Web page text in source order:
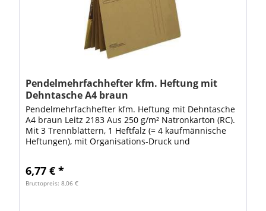
Pendelmehrfachhefter kfm. Heftung mit
Dehntasche A4 braun
Pendelmehrfachhefter kfm. Heftung mit Dehntasche
A4 braun Leitz 2183 Aus 250 g/m² Natronkarton (RC).
Mit 3 Trennblättern, 1 Heftfalz (= 4 kaufmännische
Heftungen), mit Organisations-Druck und
6,77 € *
Bruttopreis: 8,06 €